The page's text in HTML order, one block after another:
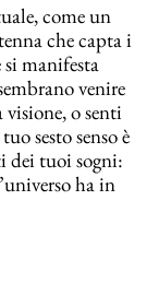
come un
che capta i
manifesta
venire
o senti
sesto senso è
dei tuoi sogni:
ha in